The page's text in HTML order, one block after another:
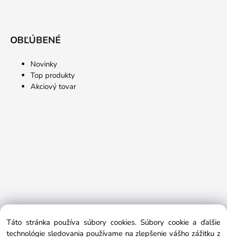
OBĽÚBENÉ
Novinky
Top produkty
Akciový tovar
Táto stránka používa súbory cookies. Súbory cookie a ďalšie
technológie sledovania používame na zlepšenie vášho zážitku z